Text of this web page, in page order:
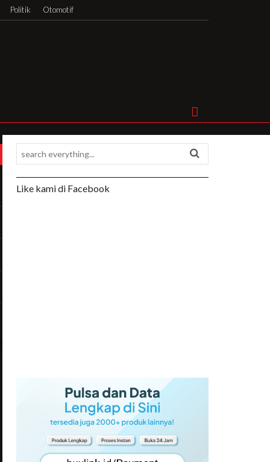
Politik Otomotif
Like kami di Facebook